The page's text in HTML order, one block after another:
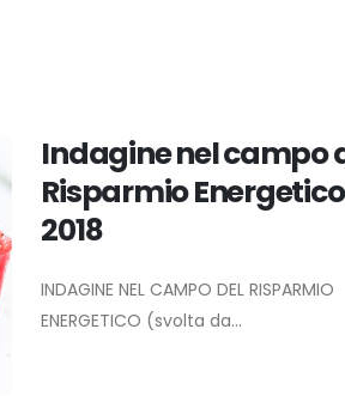
Indagine nel campo
Risparmio
2018
INDAGINE NEL CAMPO DEL RISPARMIO
ENERGETICO (svolta da...